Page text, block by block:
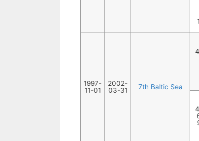
1997-
11-01
2002-
03-31
7th Baltic Sea